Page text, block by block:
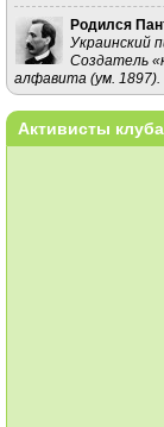
Родился
Украинский
Создатель
алфавита (ум. 1897).
Активисты клуба